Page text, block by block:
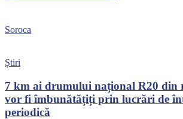
Soroca
Știri
7 km ai drumului național R20 din
vor fi îmbunătățiți prin lucrări de
periodică